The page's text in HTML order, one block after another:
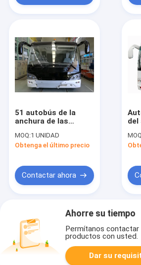
51 autobús de la
anchura de las
autobús de limusina
del aeropuerto del
pasajero 4 4 mini
MOQ:1 UNIDAD
Obtenga el último precio
Contactar ahora
del
Ahorre su tiempo
Permítanos
productos con usted.
Dar su